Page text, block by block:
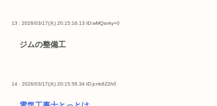
13 : 2026/03/17(火) 20:15:16.13 ID:wMQsnky+0
ジムの整備工
14 : 2026/03/17(火) 20:15:56.34 ID:jcnb6Z2h0